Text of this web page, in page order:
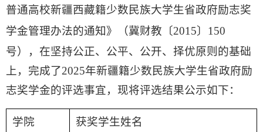
普通高校新疆西藏籍少数民族大学生省政府励志奖
学金管理办法的通知》（冀财教 〔2015〕 150
号），在坚持公正、公平、公开、择优原则的基础
上，完成了2025年新疆籍少数民族大学生省政府励
志奖学金的评选事宜，现将评选结果公示如下：
学院 获奖学生姓名